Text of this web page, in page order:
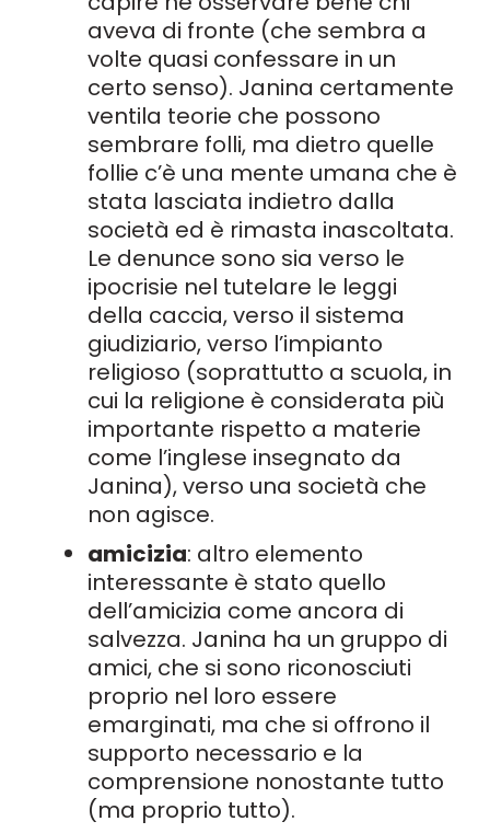
aveva di fronte (che sembra a
volte quasi confessare in un
certo senso). Janina certamente
ventila teorie che possono
sembrare folli, ma dietro quelle
follie c’è una mente umana che è
stata lasciata indietro dalla
società ed è rimasta inascoltata.
Le denunce sono sia verso le
ipocrisie nel tutelare le leggi
della caccia, verso il sistema
giudiziario, verso l’impianto
religioso (soprattutto a scuola, in
cui la religione è considerata più
importante rispetto a materie
come l’inglese insegnato da
Janina), verso una società che
non agisce.
amicizia: altro elemento
interessante è stato quello
dell’amicizia come ancora di
salvezza. Janina ha un gruppo di
amici, che si sono riconosciuti
proprio nel loro essere
emarginati, ma che si offrono il
supporto necessario e la
comprensione nonostante tutto
(ma proprio tutto).